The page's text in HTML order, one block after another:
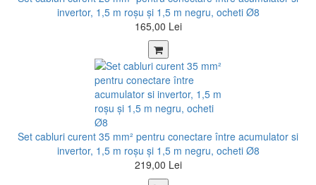
invertor, 1,5 m roșu şi 1,5 m negru, ocheti Ø8
165,00 Lei
Set cabluri curent 35 mm² pentru conectare între acumulator si
invertor, 1,5 m roșu şi 1,5 m negru, ocheti Ø8
219,00 Lei